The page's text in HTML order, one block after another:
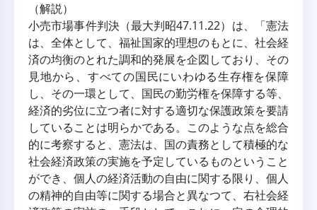
（解説）
小売市場事件判決（最大判昭47.11.22）は、「憲法
は、全体として、福祉国家的理想のもとに、社会経
済の均衡のとれた調和的発展を企図しており、その
見地から、すべての国民にいわゆる生存権を保障
し、その一環として、国民の勤労権を保障する等、
経済的劣位に立つ者に対する適切な保護政策を要請
していることは明らかである。このような点を総合
的に考察すると、憲法は、国の責務として積極的な
社会経済政策の実施を予定しているものということ
ができ、個人の経済活動の自由に関する限り、個人
の精神的自由等に関する場合と異なつて、右社会経